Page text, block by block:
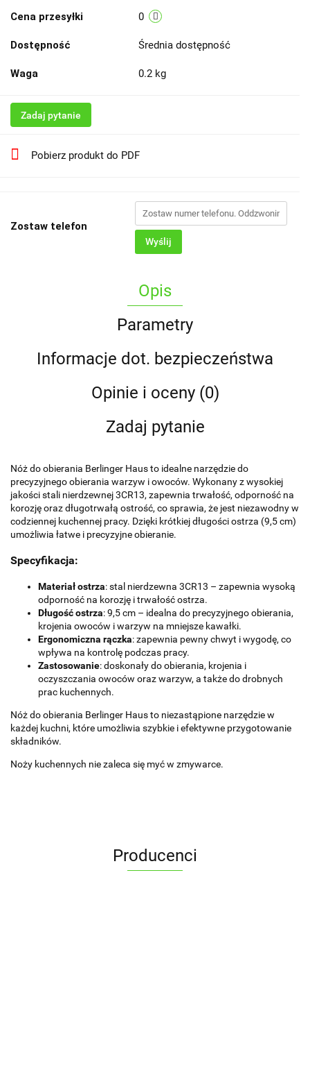
Cena przesyłki 0
Dostępność Średnia dostępność
Waga 0.2 kg
Zadaj pytanie
Pobierz produkt do PDF
Zostaw telefon
Wyślij
Opis
Parametry
Informacje dot. bezpieczeństwa
Opinie i oceny (0)
Zadaj pytanie
Nóż do obierania Berlinger Haus to idealne narzędzie do
precyzyjnego obierania warzyw i owoców. Wykonany z wysokiej
jakości stali nierdzewnej 3CR13, zapewnia trwałość, odporność na
korozję oraz długotrwałą ostrość, co sprawia, że jest niezawodny w
codziennej kuchennej pracy. Dzięki krótkiej długości ostrza (9,5 cm)
umożliwia łatwe i precyzyjne obieranie.
Specyfikacja:
Materiał ostrza: stal nierdzewna 3CR13 – zapewnia wysoką
odporność na korozję i trwałość ostrza.
Długość ostrza: 9,5 cm – idealna do precyzyjnego obierania,
krojenia owoców i warzyw na mniejsze kawałki.
Ergonomiczna rączka: zapewnia pewny chwyt i wygodę, co
wpływa na kontrolę podczas pracy.
Zastosowanie: doskonały do obierania, krojenia i
oczyszczania owoców oraz warzyw, a także do drobnych
prac kuchennych.
Nóż do obierania Berlinger Haus to niezastąpione narzędzie w
każdej kuchni, które umożliwia szybkie i efektywne przygotowanie
składników.
Noży kuchennych nie zaleca się myć w zmywarce.
Producenci